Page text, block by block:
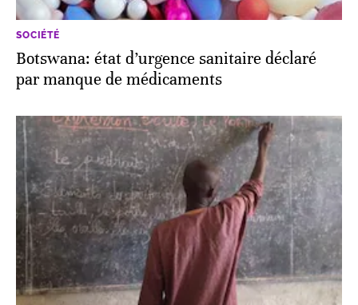
SOCIÉTÉ
Botswana: état d’urgence sanitaire déclaré
par manque de médicaments